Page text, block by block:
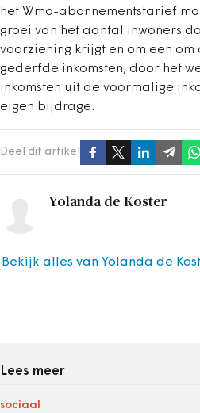
het Wmo-abonnementstarief
groei van het aantal inwoners
voorziening krijgt en om een om
gederfde inkomsten, door het
inkomsten uit de voormalige
eigen bijdrage.
Deel dit artikel
Yolanda de Koster
Bekijk alles van Yolanda de
Lees meer
sociaal